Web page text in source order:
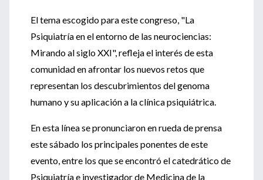
El tema escogido para este congreso, "La
Psiquiatría en el entorno de las neurociencias:
Mirando al siglo XXI", refleja el interés de esta
comunidad en afrontar los nuevos retos que
representan los descubrimientos del genoma
humano y su aplicación a la clínica psiquiátrica.
En esta línea se pronunciaron en rueda de prensa
este sábado los principales ponentes de este
evento, entre los que se encontró el catedrático de
Psiquiatría e investigador de Medicina de la